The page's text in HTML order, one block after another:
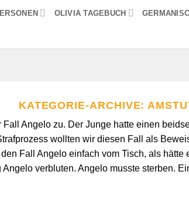
OLIVIA TAGEBUCH
KATEGORIE-ARCHIVE:
Angelo zu. Der Junge hatte einen
wollten wir diesen Fall als
Fall Angelo einfach vom Tisch, als
Angelo verbluten. Angelo musste sterben.